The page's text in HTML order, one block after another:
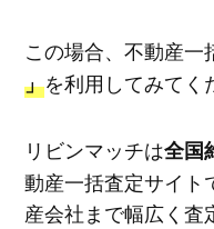
この場合、不動産一
」を利用してみてく
リビンマッチは全国
動産一括査定サイト
産会社まで幅広く査